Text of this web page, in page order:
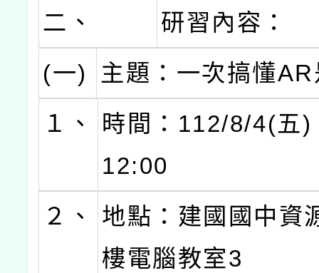
二、
研習內容：
(一)
主題：一次搞懂
１、
時間：112/8/4(五
12:00
２、
地點：建國國中資
樓電腦教室3